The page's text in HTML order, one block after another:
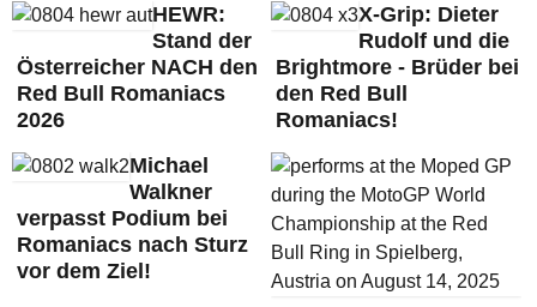
HEWR:
Stand der
Österreicher NACH den
Red Bull Romaniacs
2026
X-Grip: Dieter
Rudolf und die
Brightmore - Brüder bei
den Red Bull
Romaniacs!
Michael
Walkner
verpasst Podium bei
Romaniacs nach Sturz
vor dem Ziel!